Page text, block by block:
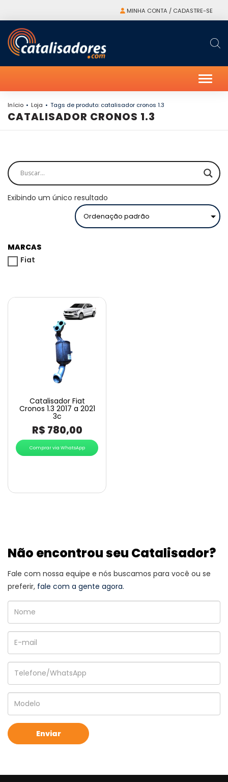
MINHA CONTA / CADASTRE-SE
Início Loja Tags de produto: catalisador cronos 1.3
CATALISADOR CRONOS 1.3
Exibindo um único resultado
MARCAS
Fiat
Catalisador Fiat
Cronos 1.3 2017 a 2021
3c
R$ 780,00
Comprar via WhatsApp
Não encontrou seu Catalisador?
Fale com nossa equipe e nós buscamos para você ou se
preferir, fale com a gente agora.